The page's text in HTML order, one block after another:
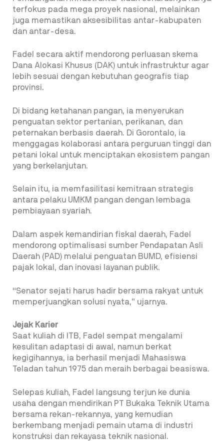
terfokus pada mega proyek nasional, melainkan
juga memastikan aksesibilitas antar-kabupaten
dan antar-desa.
Fadel secara aktif mendorong perluasan skema
Dana Alokasi Khusus (DAK) untuk infrastruktur agar
lebih sesuai dengan kebutuhan geografis tiap
provinsi.
Di bidang ketahanan pangan, ia menyerukan
penguatan sektor pertanian, perikanan, dan
peternakan berbasis daerah. Di Gorontalo, ia
menggagas kolaborasi antara perguruan tinggi dan
petani lokal untuk menciptakan ekosistem pangan
yang berkelanjutan.
Selain itu, ia memfasilitasi kemitraan strategis
antara pelaku UMKM pangan dengan lembaga
pembiayaan syariah.
Dalam aspek kemandirian fiskal daerah, Fadel
mendorong optimalisasi sumber Pendapatan Asli
Daerah (PAD) melalui penguatan BUMD, efisiensi
pajak lokal, dan inovasi layanan publik.
“Senator sejati harus hadir bersama rakyat untuk
memperjuangkan solusi nyata,” ujarnya.
Jejak Karier
Saat kuliah di ITB, Fadel sempat mengalami
kesulitan adaptasi di awal, namun berkat
kegigihannya, ia berhasil menjadi Mahasiswa
Teladan tahun 1975 dan meraih berbagai beasiswa.
Selepas kuliah, Fadel langsung terjun ke dunia
usaha dengan mendirikan PT Bukaka Teknik Utama
bersama rekan-rekannya, yang kemudian
berkembang menjadi pemain utama di industri
konstruksi dan rekayasa teknik nasional.